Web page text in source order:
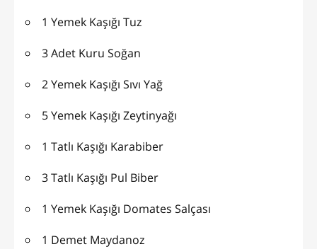
1 Yemek Kaşığı Tuz
3 Adet Kuru Soğan
2 Yemek Kaşığı Sıvı Yağ
5 Yemek Kaşığı Zeytinyağı
1 Tatlı Kaşığı Karabiber
3 Tatlı Kaşığı Pul Biber
1 Yemek Kaşığı Domates Salçası
1 Demet Maydanoz